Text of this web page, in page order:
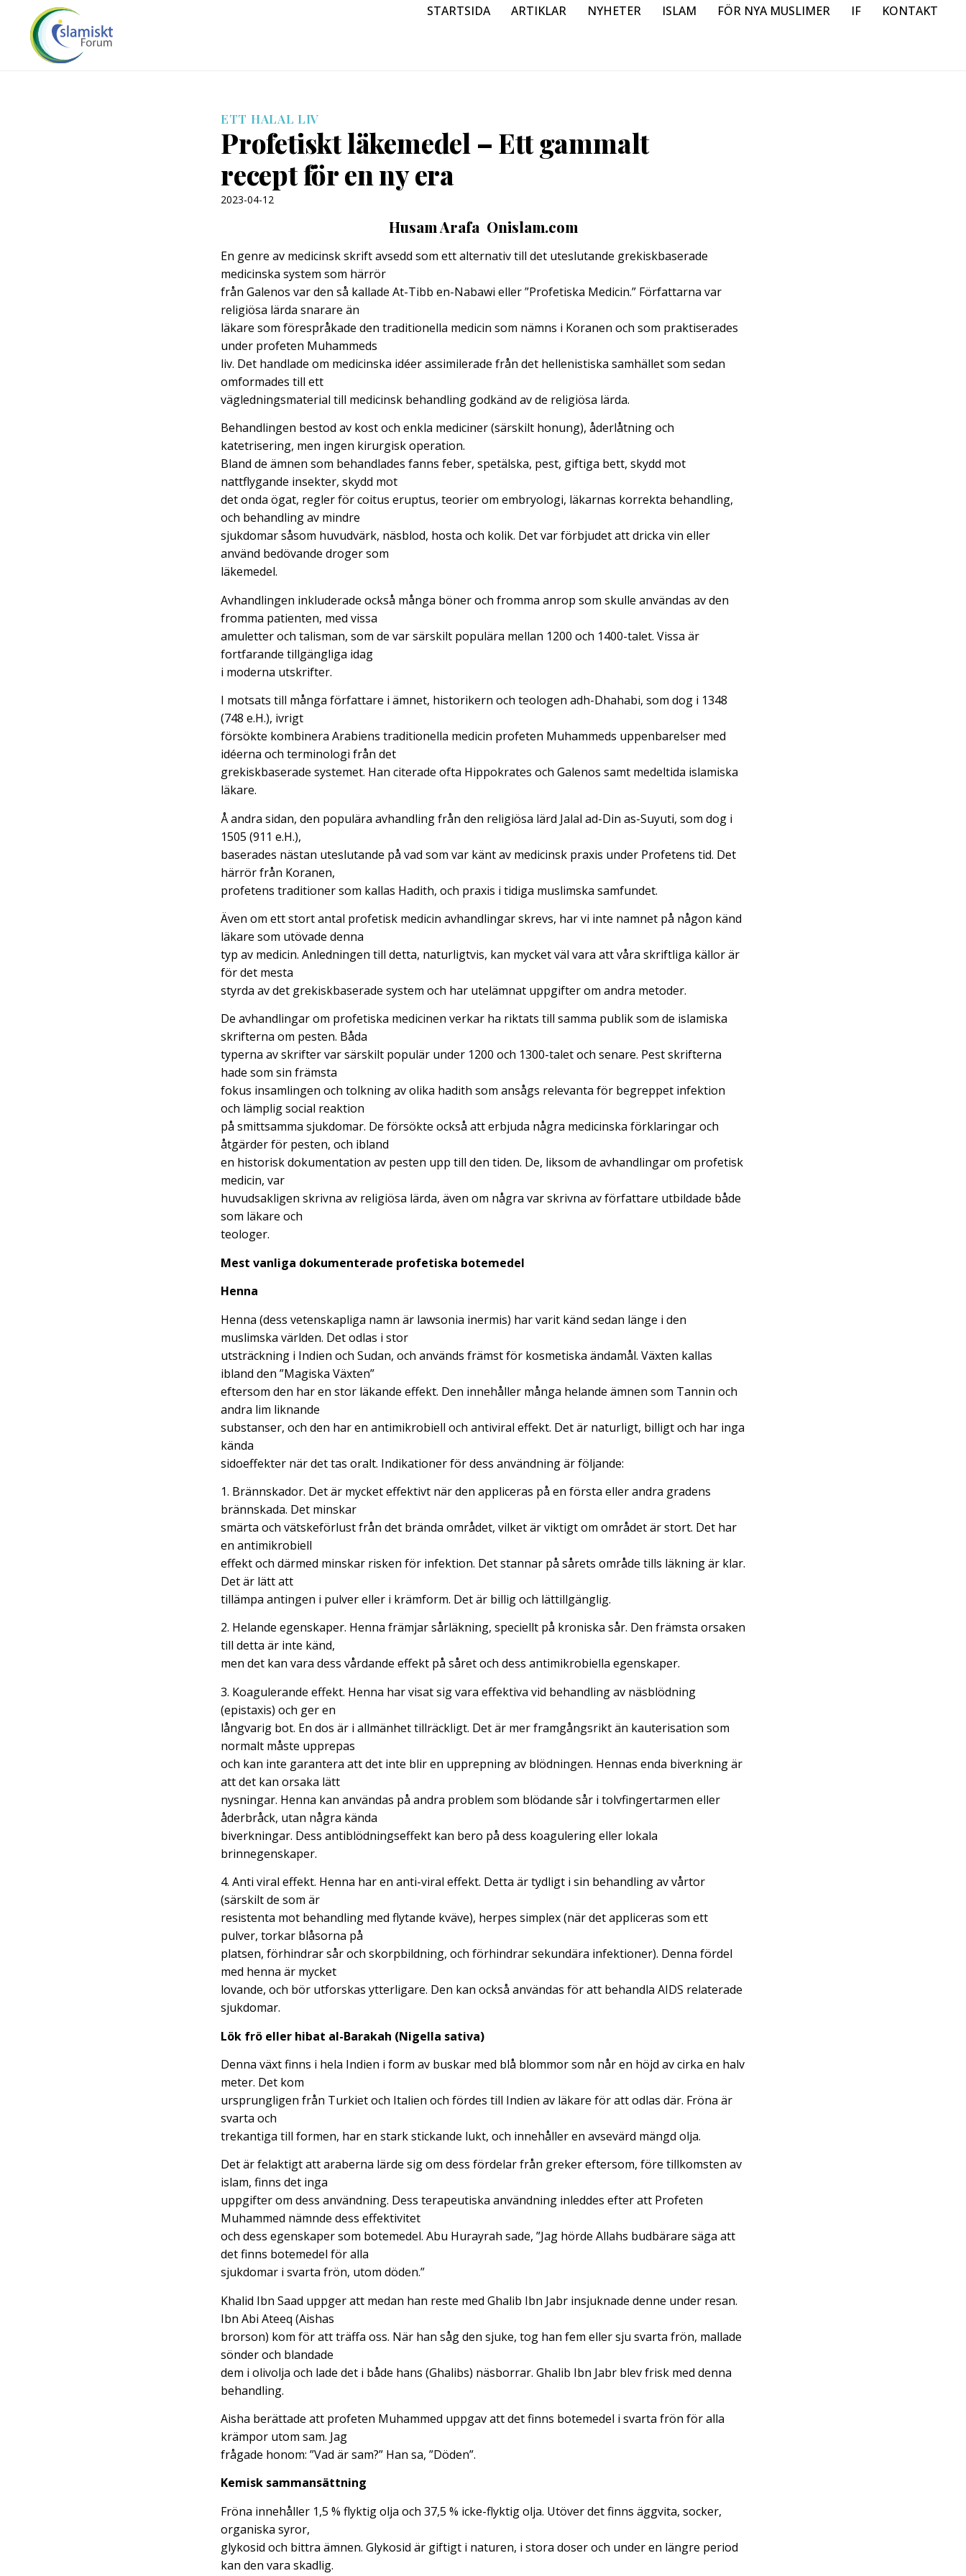
STARTSIDA ARTIKLAR NYHETER ISLAM FÖR NYA MUSLIMER IF KONTAKT
ETT HALAL LIV
Profetiskt läkemedel – Ett gammalt
recept för en ny era
2023-04-12
Husam Arafa  Onislam.com
En genre av medicinsk skrift avsedd som ett alternativ till det uteslutande grekiskbaserade
medicinska system som härrör
från Galenos var den så kallade At-Tibb en-Nabawi eller ”Profetiska Medicin.” Författarna var
religiösa lärda snarare än
läkare som förespråkade den traditionella medicin som nämns i Koranen och som praktiserades
under profeten Muhammeds
liv. Det handlade om medicinska idéer assimilerade från det hellenistiska samhället som sedan
omformades till ett
vägledningsmaterial till medicinsk behandling godkänd av de religiösa lärda.
Behandlingen bestod av kost och enkla mediciner (särskilt honung), åderlåtning och
katetrisering, men ingen kirurgisk operation.
Bland de ämnen som behandlades fanns feber, spetälska, pest, giftiga bett, skydd mot
nattflygande insekter, skydd mot
det onda ögat, regler för coitus eruptus, teorier om embryologi, läkarnas korrekta behandling,
och behandling av mindre
sjukdomar såsom huvudvärk, näsblod, hosta och kolik. Det var förbjudet att dricka vin eller
använd bedövande droger som
läkemedel.
Avhandlingen inkluderade också många böner och fromma anrop som skulle användas av den
fromma patienten, med vissa
amuletter och talisman, som de var särskilt populära mellan 1200 och 1400-talet. Vissa är
fortfarande tillgängliga idag
i moderna utskrifter.
I motsats till många författare i ämnet, historikern och teologen adh-Dhahabi, som dog i 1348
(748 e.H.), ivrigt
försökte kombinera Arabiens traditionella medicin profeten Muhammeds uppenbarelser med
idéerna och terminologi från det
grekiskbaserade systemet. Han citerade ofta Hippokrates och Galenos samt medeltida islamiska
läkare.
Å andra sidan, den populära avhandling från den religiösa lärd Jalal ad-Din as-Suyuti, som dog i
1505 (911 e.H.),
baserades nästan uteslutande på vad som var känt av medicinsk praxis under Profetens tid. Det
härrör från Koranen,
profetens traditioner som kallas Hadith, och praxis i tidiga muslimska samfundet.
Även om ett stort antal profetisk medicin avhandlingar skrevs, har vi inte namnet på någon känd
läkare som utövade denna
typ av medicin. Anledningen till detta, naturligtvis, kan mycket väl vara att våra skriftliga källor är
för det mesta
styrda av det grekiskbaserade system och har utelämnat uppgifter om andra metoder.
De avhandlingar om profetiska medicinen verkar ha riktats till samma publik som de islamiska
skrifterna om pesten. Båda
typerna av skrifter var särskilt populär under 1200 och 1300-talet och senare. Pest skrifterna
hade som sin främsta
fokus insamlingen och tolkning av olika hadith som ansågs relevanta för begreppet infektion
och lämplig social reaktion
på smittsamma sjukdomar. De försökte också att erbjuda några medicinska förklaringar och
åtgärder för pesten, och ibland
en historisk dokumentation av pesten upp till den tiden. De, liksom de avhandlingar om profetisk
medicin, var
huvudsakligen skrivna av religiösa lärda, även om några var skrivna av författare utbildade både
som läkare och
teologer.
Mest vanliga dokumenterade profetiska botemedel
Henna
Henna (dess vetenskapliga namn är lawsonia inermis) har varit känd sedan länge i den
muslimska världen. Det odlas i stor
utsträckning i Indien och Sudan, och används främst för kosmetiska ändamål. Växten kallas
ibland den ”Magiska Växten”
eftersom den har en stor läkande effekt. Den innehåller många helande ämnen som Tannin och
andra lim liknande
substanser, och den har en antimikrobiell och antiviral effekt. Det är naturligt, billigt och har inga
kända
sidoeffekter när det tas oralt. Indikationer för dess användning är följande:
1. Brännskador. Det är mycket effektivt när den appliceras på en första eller andra gradens
brännskada. Det minskar
smärta och vätskeförlust från det brända området, vilket är viktigt om området är stort. Det har
en antimikrobiell
effekt och därmed minskar risken för infektion. Det stannar på sårets område tills läkning är klar.
Det är lätt att
tillämpa antingen i pulver eller i krämform. Det är billig och lättillgänglig.
2. Helande egenskaper. Henna främjar sårläkning, speciellt på kroniska sår. Den främsta orsaken
till detta är inte känd,
men det kan vara dess vårdande effekt på såret och dess antimikrobiella egenskaper.
3. Koagulerande effekt. Henna har visat sig vara effektiva vid behandling av näsblödning
(epistaxis) och ger en
långvarig bot. En dos är i allmänhet tillräckligt. Det är mer framgångsrikt än kauterisation som
normalt måste upprepas
och kan inte garantera att det inte blir en upprepning av blödningen. Hennas enda biverkning är
att det kan orsaka lätt
nysningar. Henna kan användas på andra problem som blödande sår i tolvfingertarmen eller
åderbråck, utan några kända
biverkningar. Dess antiblödningseffekt kan bero på dess koagulering eller lokala
brinnegenskaper.
4. Anti viral effekt. Henna har en anti-viral effekt. Detta är tydligt i sin behandling av vårtor
(särskilt de som är
resistenta mot behandling med flytande kväve), herpes simplex (när det appliceras som ett
pulver, torkar blåsorna på
platsen, förhindrar sår och skorpbildning, och förhindrar sekundära infektioner). Denna fördel
med henna är mycket
lovande, och bör utforskas ytterligare. Den kan också användas för att behandla AIDS relaterade
sjukdomar.
Lök frö eller hibat al-Barakah (Nigella sativa)
Denna växt finns i hela Indien i form av buskar med blå blommor som når en höjd av cirka en halv
meter. Det kom
ursprungligen från Turkiet och Italien och fördes till Indien av läkare för att odlas där. Fröna är
svarta och
trekantiga till formen, har en stark stickande lukt, och innehåller en avsevärd mängd olja.
Det är felaktigt att araberna lärde sig om dess fördelar från greker eftersom, före tillkomsten av
islam, finns det inga
uppgifter om dess användning. Dess terapeutiska användning inleddes efter att Profeten
Muhammed nämnde dess effektivitet
och dess egenskaper som botemedel. Abu Hurayrah sade, ”Jag hörde Allahs budbärare säga att
det finns botemedel för alla
sjukdomar i svarta frön, utom döden.”
Khalid Ibn Saad uppger att medan han reste med Ghalib Ibn Jabr insjuknade denne under resan.
Ibn Abi Ateeq (Aishas
brorson) kom för att träffa oss. När han såg den sjuke, tog han fem eller sju svarta frön, mallade
sönder och blandade
dem i olivolja och lade det i både hans (Ghalibs) näsborrar. Ghalib Ibn Jabr blev frisk med denna
behandling.
Aisha berättade att profeten Muhammed uppgav att det finns botemedel i svarta frön för alla
krämpor utom sam. Jag
frågade honom: ”Vad är sam?” Han sa, ”Döden”.
Kemisk sammansättning
Fröna innehåller 1,5 % flyktig olja och 37,5 % icke-flyktig olja. Utöver det finns äggvita, socker,
organiska syror,
glykosid och bittra ämnen. Glykosid är giftigt i naturen, i stora doser och under en längre period
kan den vara skadlig.